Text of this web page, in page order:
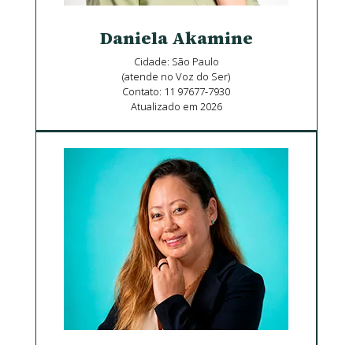
Daniela Akamine
Cidade: São Paulo
(atende no Voz do Ser)
Contato: 11 97677-7930
Atualizado em 2026